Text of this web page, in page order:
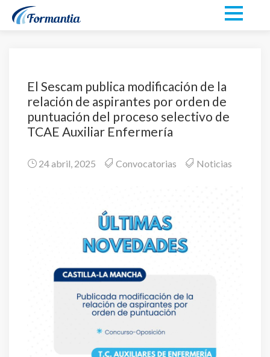
El Sescam publica modificación de la
relación de aspirantes por orden de
puntuación del proceso selectivo de
TCAE Auxiliar Enfermería
24 abril, 2025 Convocatorias Noticias